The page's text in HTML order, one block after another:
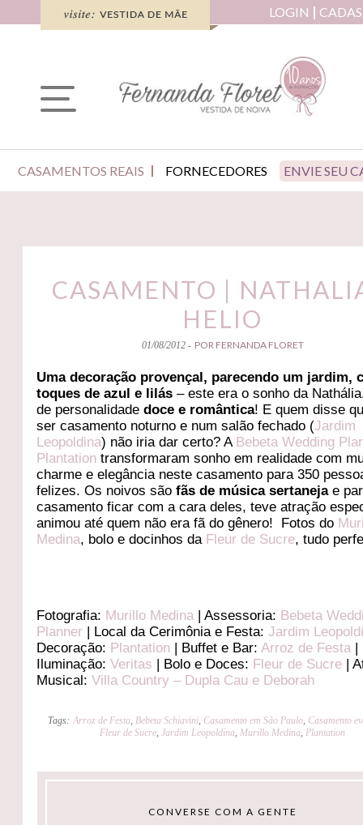
LOGIN
CASAMENTOS REAIS FORNECEDORES ENVIE SEU
CASAMENTO |
HELIO
01/08/2012 - POR FERNANDA FLORET
Uma decoração provençal, parecendo um jardim,
toques de azul e lilás – este era o sonho da
de personalidadedoce e romântica! E quem disse
ser casamento noturno e num salão fechado (Jardim
Leopoldina) não iria dar certo? A Bebeta Wedding
Plantation transformaram sonho em realidade com
charme e elegância neste casamento para 350
felizes. Os noivos sãofãs de música sertanejae
casamento ficar com a cara deles, teve atração
animou até quem não era fã do gênero! Fotos do
Medina, bolo e docinhos da Fleur de Sucre, tudo
Fotografia: Murillo Medina| Assessoria: Bebeta
Planner | Local da Cerimônia e Festa:Jardim
Decoração: Plantation | Buffet e Bar:Arroz de Festa|
Iluminação:Veritas | Bolo e Doces: Fleur de Sucre |
Musical:Villa Country – Dupla Cau e Deborah
Tags: Arroz de Festa,Bebeta Schiavini, Casamento em São Paulo, Casamento
Fleur de Sucre,Jardim Leopoldina,Murillo Medina,Plantation
CONVERSE COM A GENTE